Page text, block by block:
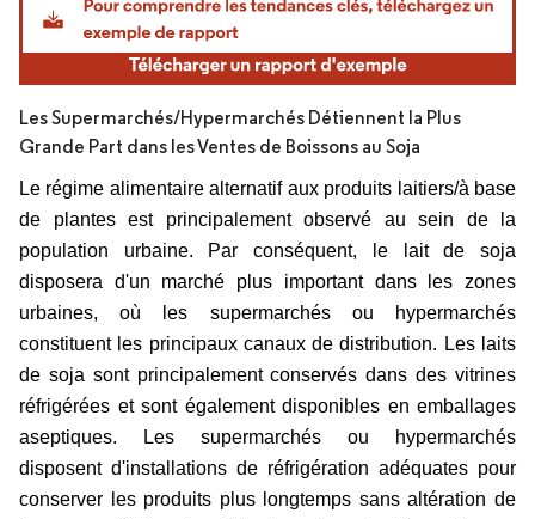
Les Supermarchés/Hypermarchés Détiennent la Plus
Grande Part dans les Ventes de Boissons au Soja
Le régime alimentaire alternatif aux produits laitiers/à base
de plantes est principalement observé au sein de la
population urbaine. Par conséquent, le lait de soja
disposera d'un marché plus important dans les zones
urbaines, où les supermarchés ou hypermarchés
constituent les principaux canaux de distribution. Les laits
de soja sont principalement conservés dans des vitrines
réfrigérées et sont également disponibles en emballages
aseptiques. Les supermarchés ou hypermarchés
disposent d'installations de réfrigération adéquates pour
conserver les produits plus longtemps sans altération de